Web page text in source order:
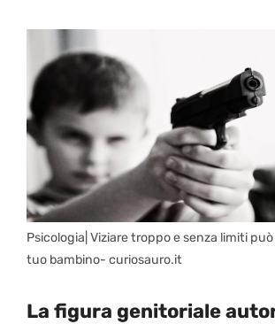
Psicologia| Viziare troppo e senza limiti
tuo bambino- curiosauro.it
La figura genitoriale